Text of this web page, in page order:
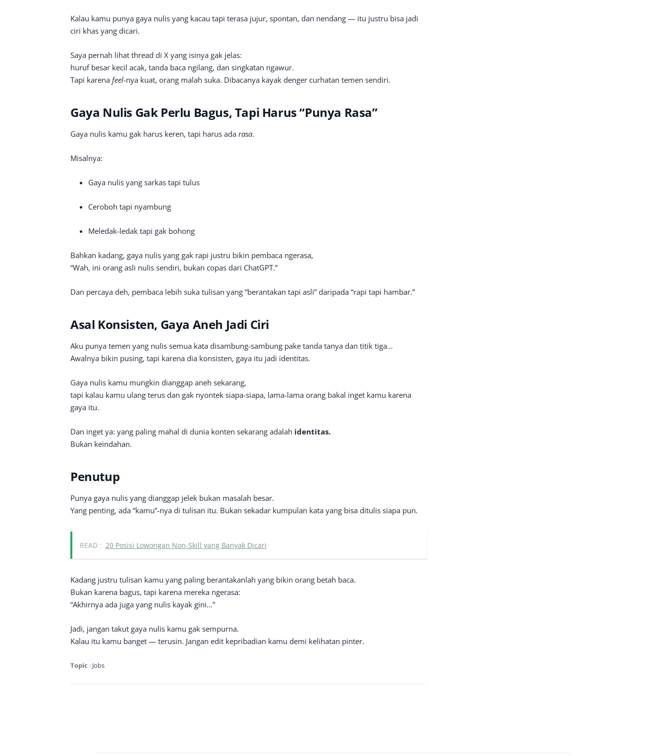
Kalau kamu punya gaya nulis yang kacau tapi terasa jujur, spontan, dan nendang — itu justru bisa jadi
ciri khas yang dicari.
Saya pernah lihat thread di X yang isinya gak jelas:
huruf besar kecil acak, tanda baca ngilang, dan singkatan ngawur.
Tapi karena feel-nya kuat, orang malah suka. Dibacanya kayak denger curhatan temen sendiri.
Gaya Nulis Gak Perlu Bagus, Tapi Harus “Punya Rasa”
Gaya nulis kamu gak harus keren, tapi harus ada rasa.
Misalnya:
Gaya nulis yang sarkas tapi tulus
Ceroboh tapi nyambung
Meledak-ledak tapi gak bohong
Bahkan kadang, gaya nulis yang gak rapi justru bikin pembaca ngerasa,
“Wah, ini orang asli nulis sendiri, bukan copas dari ChatGPT.”
Dan percaya deh, pembaca lebih suka tulisan yang “berantakan tapi asli” daripada “rapi tapi hambar.”
Asal Konsisten, Gaya Aneh Jadi Ciri
Aku punya temen yang nulis semua kata disambung-sambung pake tanda tanya dan titik tiga…
Awalnya bikin pusing, tapi karena dia konsisten, gaya itu jadi identitas.
Gaya nulis kamu mungkin dianggap aneh sekarang,
tapi kalau kamu ulang terus dan gak nyontek siapa-siapa, lama-lama orang bakal inget kamu karena
gaya itu.
Dan inget ya: yang paling mahal di dunia konten sekarang adalah identitas.
Bukan keindahan.
Penutup
Punya gaya nulis yang dianggap jelek bukan masalah besar.
Yang penting, ada “kamu”-nya di tulisan itu. Bukan sekadar kumpulan kata yang bisa ditulis siapa pun.
READ : 20 Posisi Lowongan Non-Skill yang Banyak Dicari
Kadang justru tulisan kamu yang paling berantakanlah yang bikin orang betah baca.
Bukan karena bagus, tapi karena mereka ngerasa:
“Akhirnya ada juga yang nulis kayak gini…”
Jadi, jangan takut gaya nulis kamu gak sempurna.
Kalau itu kamu banget — terusin. Jangan edit kepribadian kamu demi kelihatan pinter.
Topic : Jobs